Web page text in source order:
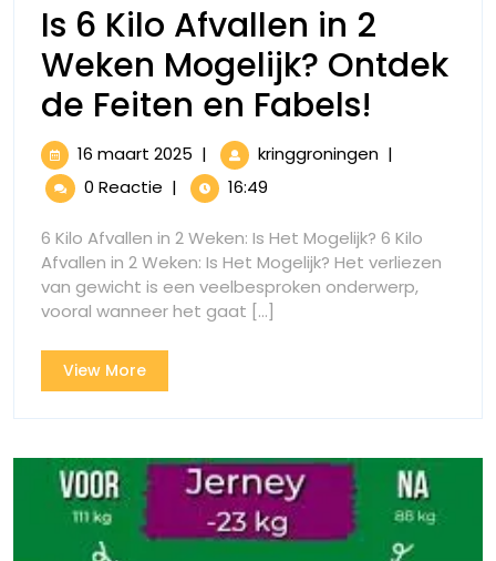
Is 6 Kilo Afvallen in 2
Weken Mogelijk? Ontdek
de Feiten en Fabels!
6
in
2
Ontdek
de
Feiten
en
16 maart 2025 16
maart
2025
| kringgroningenIs
in
2
Weken
en
|
0 Reactie | 16:49
6 Kilo Afvallen in 2 Weken: Is Het Mogelijk? 6 Kilo
Afvallen in 2 Weken: Is Het Mogelijk? Het verliezen
van gewicht is een veelbesproken onderwerp,
vooral wanneer het gaat [...]
View MoreView
More